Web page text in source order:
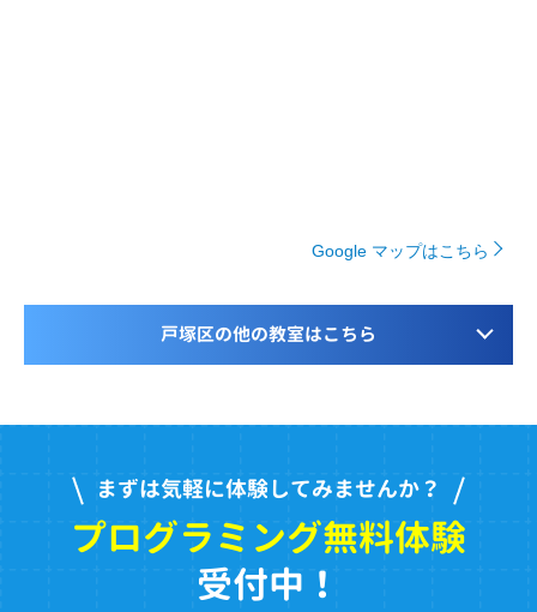
Google マップはこちら
戸塚区の他の教室はこちら
まずは気軽に体験してみませんか？
プログラミング無料体験
受付中！